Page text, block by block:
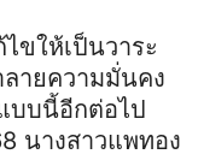
ขให้เป็นวาระ
ายความมั่นคง
บบนี้อีกต่อไป
นางสาวแพทอง